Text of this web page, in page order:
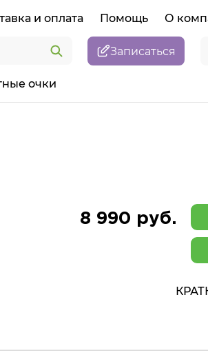
и оплата Помощь О
Записаться
очки
8 990 руб.